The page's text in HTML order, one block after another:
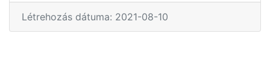
Létrehozás dátuma: 2021-08-10